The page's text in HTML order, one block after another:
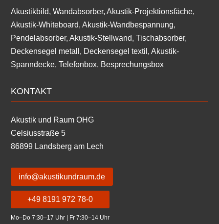
Akustikbild, Wandabsorber, Akustik-Projektionsfäche,
Akustik-Whiteboard, Akustik-Wandbespannung,
Pendelabsorber, Akustik-Stellwand, Tischabsorber,
Deckensegel metall, Deckensegel textil, Akustik-
Spanndecke, Telefonbox, Besprechungsbox
KONTAKT
Akustik und Raum OHG
Celsiusstraße 5
86899 Landsberg am Lech
info@akustikundraum.de
+49 8191 972 78-0
Mo–Do 7:30–17 Uhr | Fr 7:30–14 Uhr